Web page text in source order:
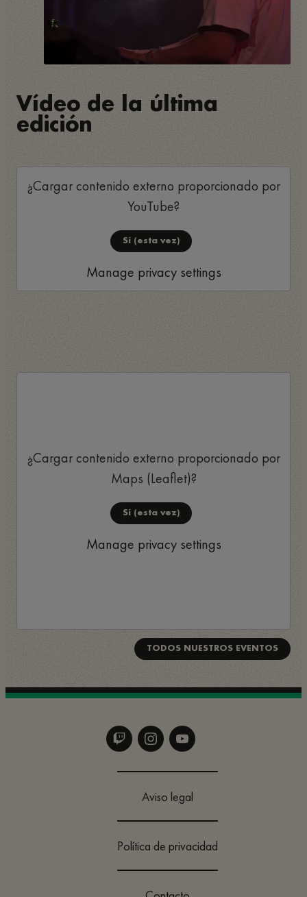
Vídeo de la última
edición
¿Cargar contenido externo proporcionado por
YouTube?
Sí (esta vez)
Manage privacy settings
¿Cargar contenido externo proporcionado por
Maps (Leaflet)?
Sí (esta vez)
Manage privacy settings
TODOS NUESTROS EVENTOS
Aviso legal
Política de privacidad